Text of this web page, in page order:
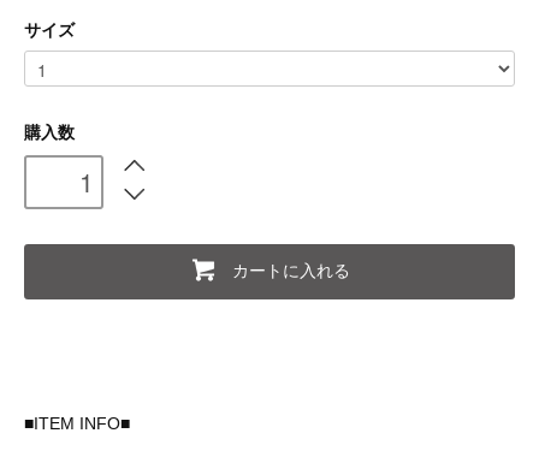
サイズ
購入数
カートに入れる
■ITEM INFO■